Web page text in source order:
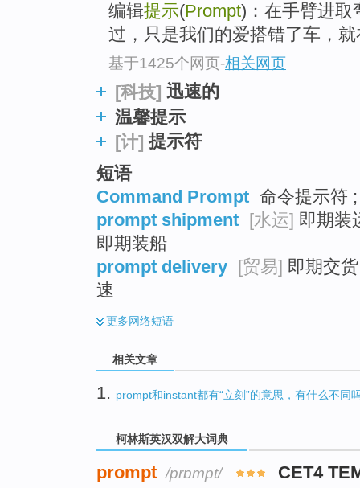
编辑提示(Prompt)：在手臂进取
过，只是我们的爱搭错了车，
基于1425个网页-相关网页
[科技] 迅速的
温馨提示
[计] 提示符
短语
Command Prompt 命令提示符
prompt shipment
[水运] 即期装
即期装船
prompt delivery
[贸易] 即期交
速
更多网络短语
相关文章
1. prompt和instant都有“立刻”的意思，有什么不同
柯林斯英汉双解大词典
prompt /prɒmpt/ CET4